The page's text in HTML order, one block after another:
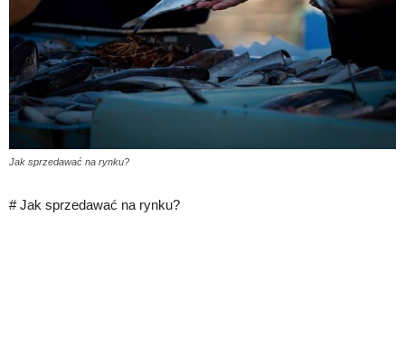
Jak sprzedawać na rynku?
# Jak sprzedawać na rynku?